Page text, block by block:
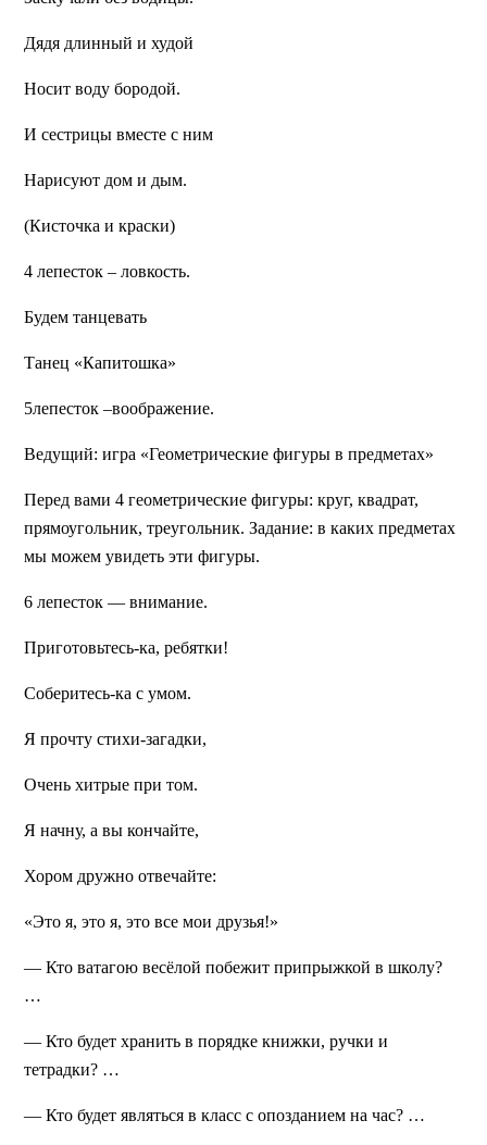
Дядя длинный и худой
Носит воду бородой.
И сестрицы вместе с ним
Нарисуют дом и дым.
(Кисточка и краски)
4 лепесток – ловкость.
Будем танцевать
Танец «Капитошка»
5лепесток –воображение.
Ведущий: игра «Геометрические фигуры в предметах»
Перед вами 4 геометрические фигуры: круг, квадрат,
прямоугольник, треугольник. Задание: в каких предметах
мы можем увидеть эти фигуры.
6 лепесток — внимание.
Приготовьтесь-ка, ребятки!
Соберитесь-ка с умом.
Я прочту стихи-загадки,
Очень хитрые при том.
Я начну, а вы кончайте,
Хором дружно отвечайте:
«Это я, это я, это все мои друзья!»
— Кто ватагою весёлой побежит припрыжкой в школу?
…
— Кто будет хранить в порядке книжки, ручки и
тетрадки? …
— Кто будет являться в класс с опозданием на час? …